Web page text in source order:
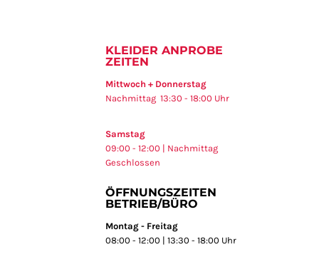
KLEIDER ANPROBE
ZEITEN
Mittwoch + Donnerstag
Nachmittag 13:30 - 18:00 Uhr
Samstag
09:00 - 12:00 | Nachmittag
Geschlossen
ÖFFNUNGSZEITEN
BETRIEB/BÜRO
Montag - Freitag
08:00 - 12:00 | 13:30 - 18:00 Uhr